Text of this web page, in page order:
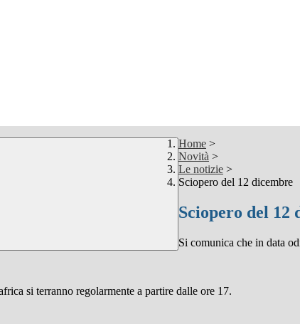
Home >
Novità >
Le notizie >
Sciopero del 12 dicembre
Sciopero del 12
Si comunica che in data
si terranno regolarmente a partire dalle ore 17.